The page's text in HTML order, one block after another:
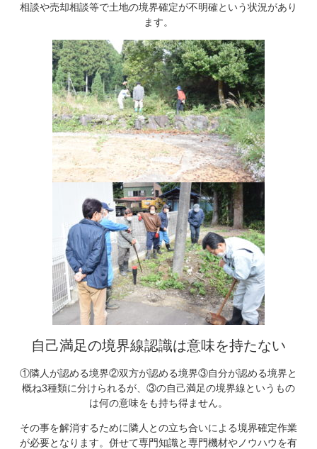
相談や売却相談等で土地の境界確定が不明確という状況があり
ます。
自己満足の境界線認識は意味を持たない
①隣人が認める境界②双方が認める境界③自分が認める境界と
概ね3種類に分けられるが、③の自己満足の境界線というもの
は何の意味をも持ち得ません。
その事を解消するために隣人との立ち合いによる境界確定作業
が必要となります。併せて専門知識と専門機材やノウハウを有